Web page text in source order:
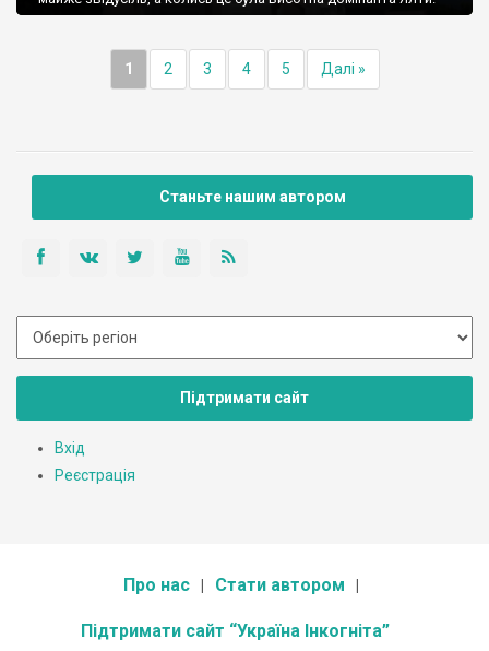
1 2 3 4 5 Далі »
Станьте нашим автором
Підтримати сайт
Вхід
Реєстрація
Про нас Стати автором
Підтримати сайт “Україна Інкогніта”